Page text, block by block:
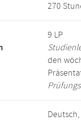
270
9 LP
den
Deutsch,